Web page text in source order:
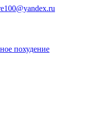
похудение